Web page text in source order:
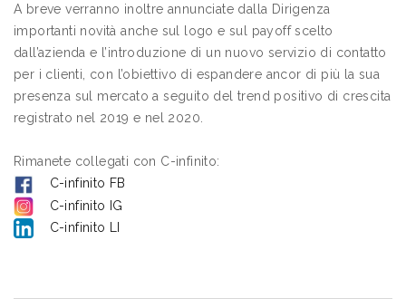
A breve verranno inoltre annunciate dalla Dirigenza
importanti novità anche sul logo e sul payoff scelto
dall’azienda e l’introduzione di un nuovo servizio di contatto
per i clienti, con l’obiettivo di espandere ancor di più la sua
presenza sul mercato a seguito del trend positivo di crescita
registrato nel 2019 e nel 2020.
Rimanete collegati con C-infinito:
C-infinito FB
C-infinito IG
C-infinito LI